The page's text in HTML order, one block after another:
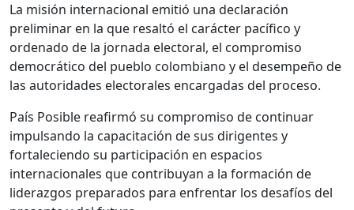
La misión internacional emitió una declaración
preliminar en la que resaltó el carácter pacífico y
ordenado de la jornada electoral, el compromiso
democrático del pueblo colombiano y el desempeño de
las autoridades electorales encargadas del proceso.
País Posible reafirmó su compromiso de continuar
impulsando la capacitación de sus dirigentes y
fortaleciendo su participación en espacios
internacionales que contribuyan a la formación de
liderazgos preparados para enfrentar los desafíos del